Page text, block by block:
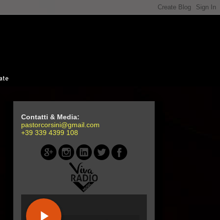
Contatti & Media:
pastorcorsini@gmail.com
+39 339 4399 108